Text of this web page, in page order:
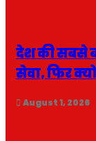
देश की सबसे
सेवा, फिर
August 1, 2026